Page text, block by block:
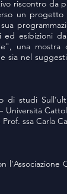
riscontro da
un
esibizioni
una mostra
sia nel
di studi
Università
ssa Carla